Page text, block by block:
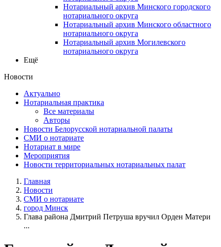
Нотариальный архив Минского городского
нотариального округа
Нотариальный архив Минского областного
нотариального округа
Нотариальный архив Могилевского
нотариального округа
Ещё
Новости
Актуально
Нотариальная практика
Все материалы
Авторы
Новости Белорусской нотариальной палаты
СМИ о нотариате
Нотариат в мире
Мероприятия
Новости территориальных нотариальных палат
Главная
Новости
СМИ о нотариате
город Минск
Глава района Дмитрий Петруша вручил Орден Матери
...